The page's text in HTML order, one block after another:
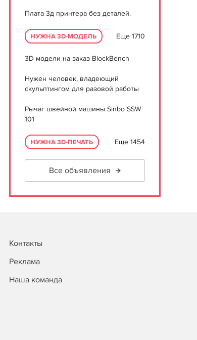
Плата 3д принтера без деталей.
НУЖНА 3D-МОДЕЛЬ Еще 1710
3D модели на заказ BlockBench
Нужен человек, владеющий
скульптингом для разовой работы
Рычаг швейной машины Sinbo SSW
101
НУЖНА 3D-ПЕЧАТЬ Еще 1454
Все объявления
Контакты
Реклама
Наша команда